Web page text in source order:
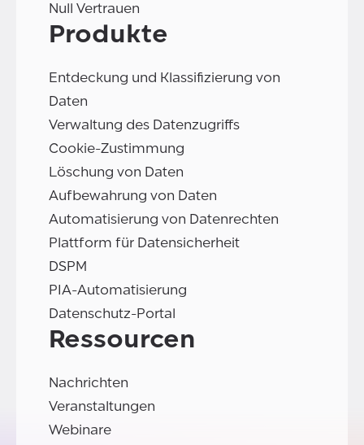
Null Vertrauen
Produkte
Entdeckung und Klassifizierung von
Daten
Verwaltung des Datenzugriffs
Cookie-Zustimmung
Löschung von Daten
Aufbewahrung von Daten
Automatisierung von Datenrechten
Plattform für Datensicherheit
DSPM
PIA-Automatisierung
Datenschutz-Portal
Ressourcen
Nachrichten
Veranstaltungen
Webinare